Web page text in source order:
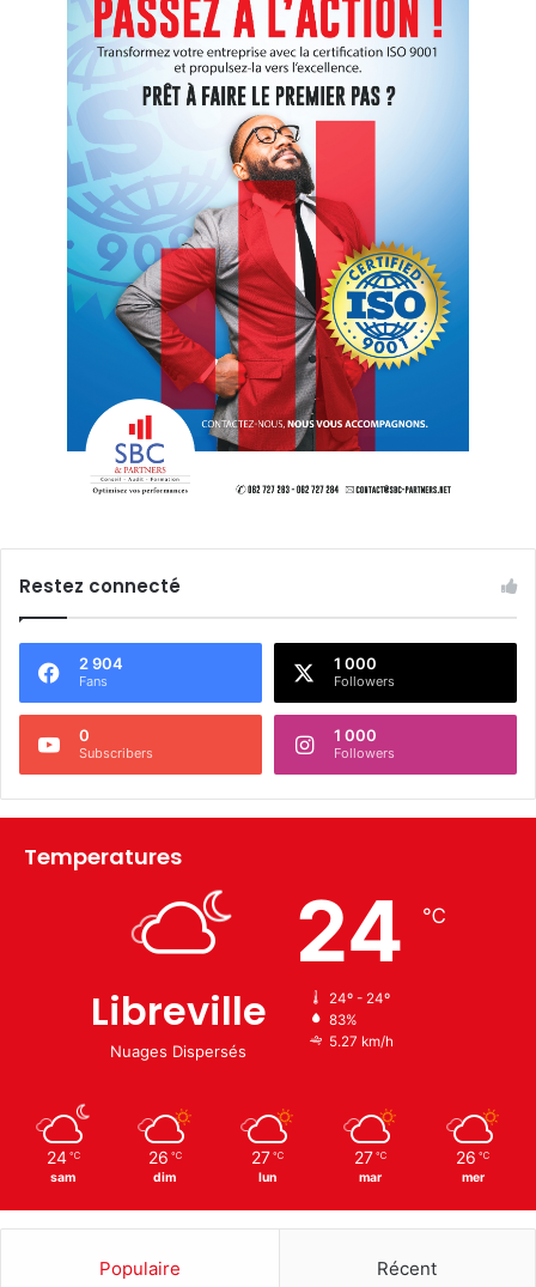
Restez connecté
2 904
Fans
1 000
Followers
0
Subscribers
1 000
Followers
Temperatures
Libreville
Nuages Dispersés
24 ℃
24º - 24º
83%
5.27 km/h
24 ℃
sam
26 ℃
dim
27 ℃
lun
27 ℃
mar
26 ℃
mer
Populaire Récent